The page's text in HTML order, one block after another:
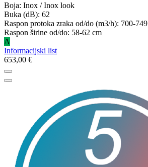
Boja: Inox / Inox look
Buka (dB): 62
Raspon protoka zraka od/do (m3/h): 700-749
Raspon širine od/do: 58-62 cm
A
Informacijski list
653,00 €